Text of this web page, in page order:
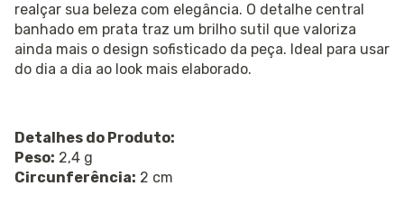
realçar sua beleza com elegância. O detalhe central
banhado em prata traz um brilho sutil que valoriza
ainda mais o design sofisticado da peça. Ideal para usar
do dia a dia ao look mais elaborado.
Detalhes do Produto:
Peso: 2,4 g
Circunferência: 2 cm